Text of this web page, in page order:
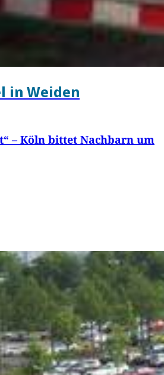
in Weiden
– Köln bittet Nachbarn um